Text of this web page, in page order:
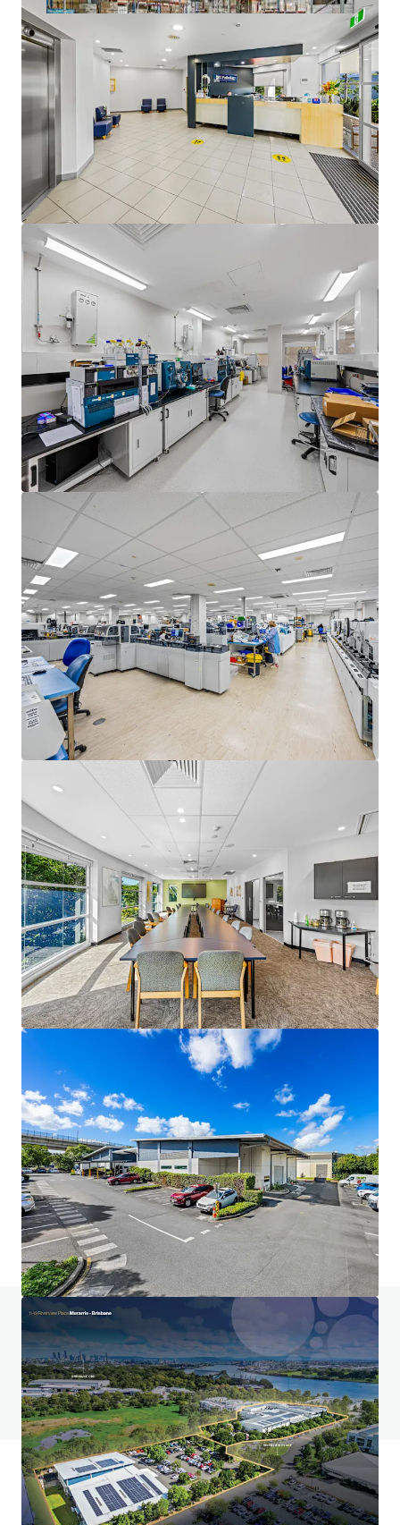
¿Tienes alguna pregunta? Visita nuestra página
de preguntas frecuentes
Ver página de preguntas frecuentes